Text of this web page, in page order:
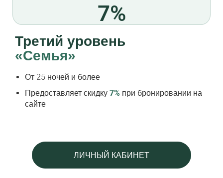
7%
Третий уровень
«Семья»
От 25 ночей и более
Предоставляет скидку 7% при бронировании на
сайте
ЛИЧНЫЙ КАБИНЕТ